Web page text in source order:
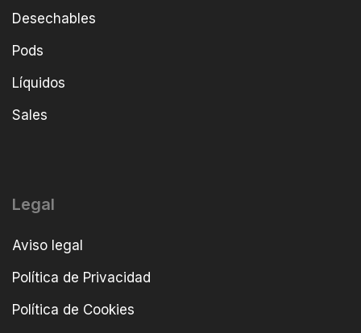
Desechables
Pods
Líquidos
Sales
Legal
Aviso legal
Política de Privacidad
Política de Cookies